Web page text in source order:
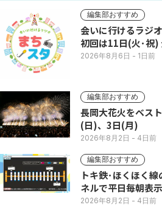
編集部おすすめ
会いに行けるラジ
初回は11日(火･祝)
2026年8月6日 - 1日前
編集部おすすめ
長岡大花火をベス
(日)、3日(月)
2026年8月2日 - 4日前
編集部おすすめ
トキ鉄･ほくほく線の運行案
ネルで平日毎朝表示
2026年8月2日 - 4日前